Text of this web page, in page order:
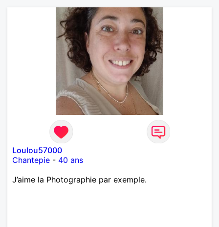
Loulou57000
Chantepie - 40 ans
J’aime la Photographie par exemple.